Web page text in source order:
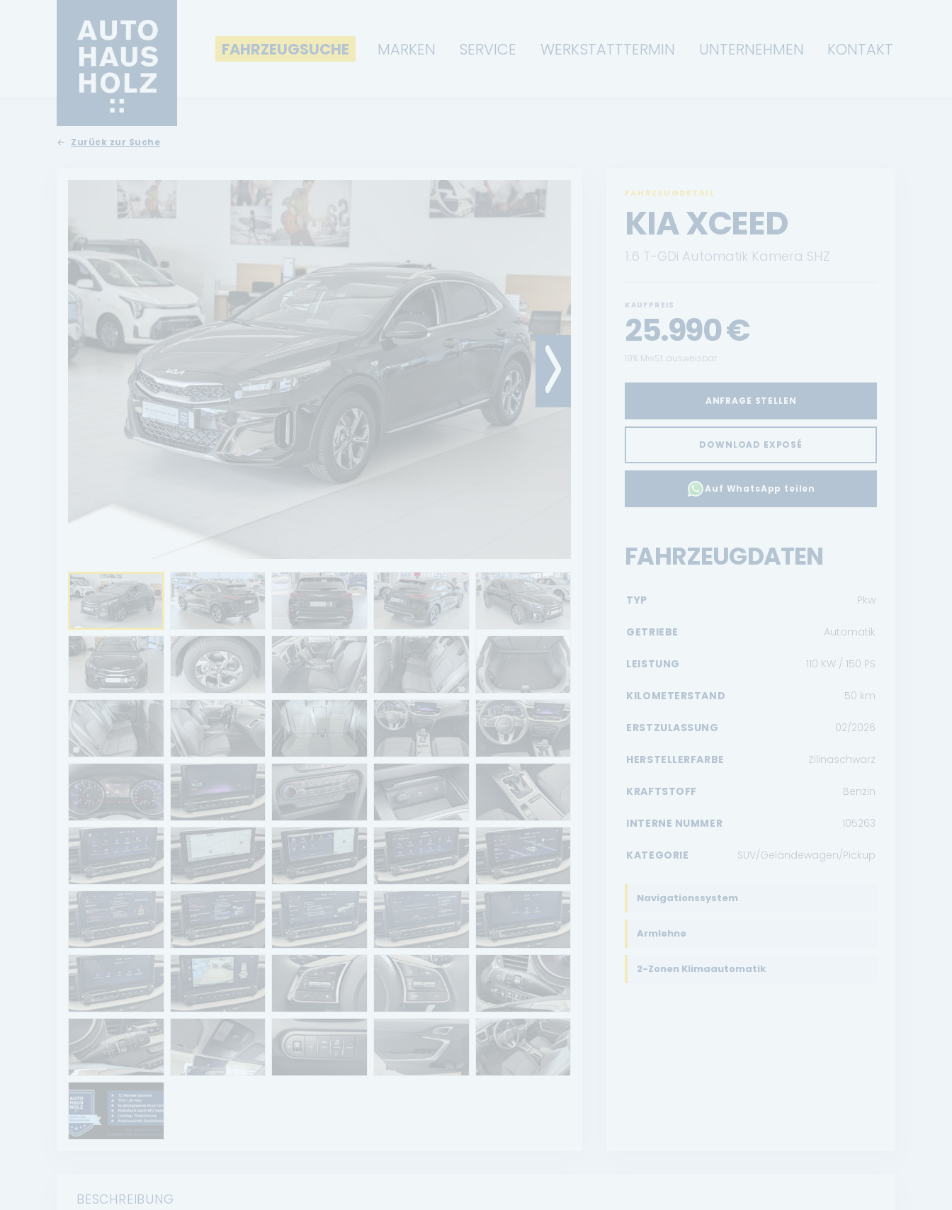
FAHRZEUGSUCHE MARKEN SERVICE WERKSTATTTERMIN UNTERNEHMEN KONTAKT
Zurück zur Suche
FAHRZEUGDETAIL
KIA XCEED
1.6 T-GDi Automatik Kamera SHZ
KAUFPREIS
25.990€
19% MwSt. ausweisbar
ANFRAGE STELLEN
DOWNLOAD EXPOSÉ
Auf WhatsApp teilen
FAHRZEUGDATEN
TYP Pkw
GETRIEBE Automatik
LEISTUNG 110 KW / 150 PS
KILOMETERSTAND 50 km
ERSTZULASSUNG 02/2026
HERSTELLERFARBE Zilinaschwarz
KRAFTSTOFF Benzin
INTERNE NUMMER 105263
KATEGORIE SUV/Geländewagen/Pickup
Navigationssystem
Armlehne
2-Zonen Klimaautomatik
BESCHREIBUNG